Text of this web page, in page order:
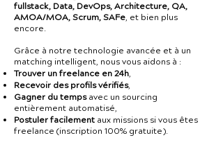
fullstack, Data, DevOps, Architecture, QA,
AMOA/MOA, Scrum, SAFe, et bien plus
encore.
Grâce à notre technologie avancée et à un
matching intelligent, nous vous aidons à :
Trouver un freelance en 24h,
Recevoir des profils vérifiés,
Gagner du tempsavec un sourcing
entièrement automatisé,
Postuler facilement aux missions si vous êtes
freelance (inscription 100% gratuite).